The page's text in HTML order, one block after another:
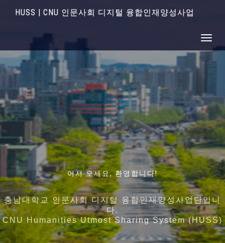
HUSS | CNU 인문사회 디지털 융합인재양성사업
어서 오세요, 환영합니다!
충남대학교 인문사회 디지털 융합인재양성사업단입니
다.
CNU Humanities Utmost Sharing System (HUSS)
언어와 커뮤니케이션, 뇌 · 인지과학 그리고 빅데이터 인
공지능을 아우르는 융합인재의 양성
충남대학교 인문사회 디지털 융합인재양성사업단
디지털 시대 인간과 기술에 대한 통찰력을 바탕으로
공존 · 공공 · 공유의 가치를 지향하는 디지털 시대의 창
도
인간과 기술에 대한 근본적인 이해를 바탕으로 디지털
기술을 활용하고
디지털 기술을 기반으로 사회문제 해결을 역량을 갖춘
융합인재양성
지역사회의 특성과 특화산업 , 각 대학의 강점을 고도화
시킨 5개 대학이 컨소시엄을 구성하여
교육 과정의 유기적 결합 및 협력과 공유체계 확립